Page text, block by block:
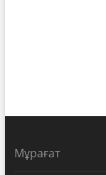
Мұрағат